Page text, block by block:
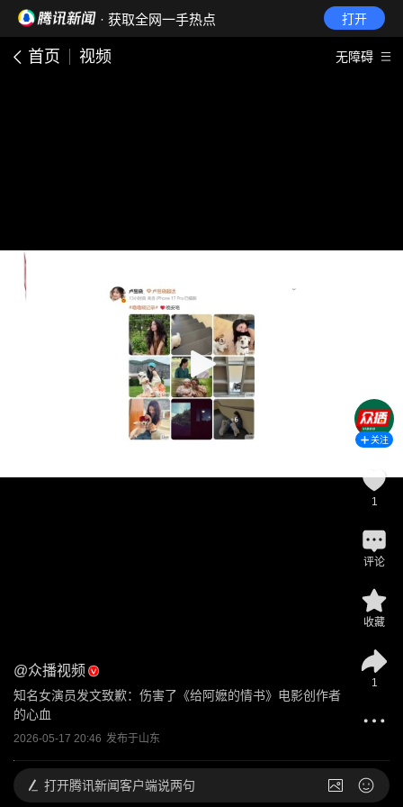
· 获取全网一手热点 打开
首页 视频 无障碍
@众播视频
知名女演员发文致歉：伤害了《给阿嬷的情书》电影创作者
的心血
2026-05-17 20:46 发布于山东
关注
1
评论
收藏
1
打开腾讯新闻客户端说两句